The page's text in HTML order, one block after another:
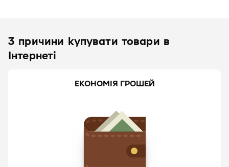
3 причини купувати товари в
Інтернеті
ЕКОНОМІЯ ГРОШЕЙ